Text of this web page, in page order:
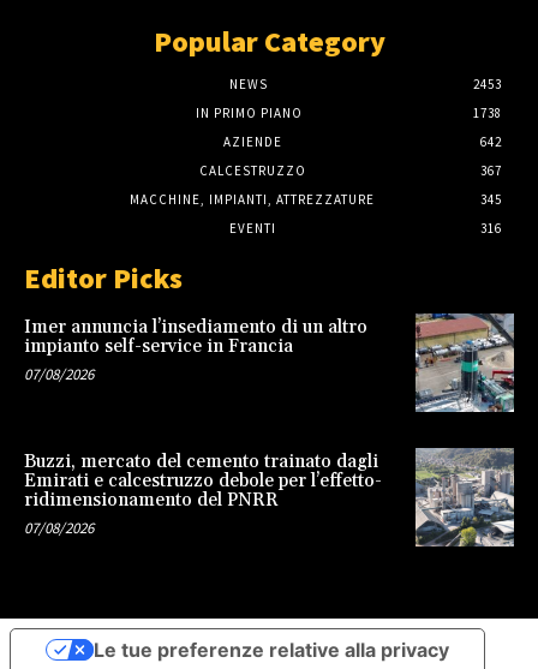
Popular Category
NEWS
2453
IN PRIMO PIANO
1738
AZIENDE
642
CALCESTRUZZO
367
MACCHINE, IMPIANTI, ATTREZZATURE
345
EVENTI
316
Editor Picks
Imer annuncia l’insediamento di un altro
impianto self-service in Francia
07/08/2026
Buzzi, mercato del cemento trainato dagli
Emirati e calcestruzzo debole per l’effetto-
ridimensionamento del PNRR
07/08/2026
Le tue preferenze relative alla privacy